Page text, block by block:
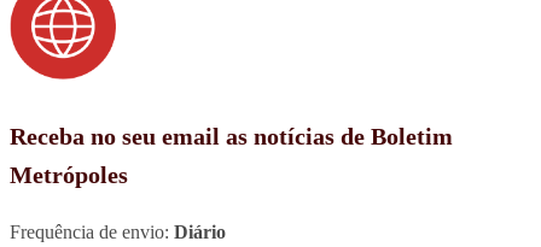
Receba no seu email as notícias de Boletim
Metrópoles
Frequência de envio: Diário